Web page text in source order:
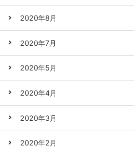
2020年8月
2020年7月
2020年5月
2020年4月
2020年3月
2020年2月